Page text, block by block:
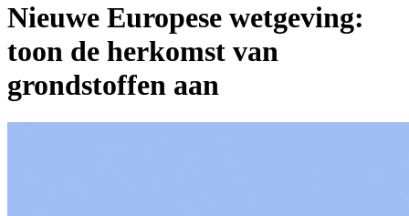
Nieuwe Europese wetgeving:
toon de herkomst van
grondstoffen aan